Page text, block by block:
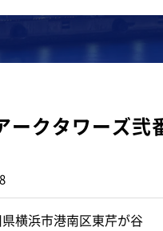
ークタワーズ弐
横浜市港南区東芹が谷